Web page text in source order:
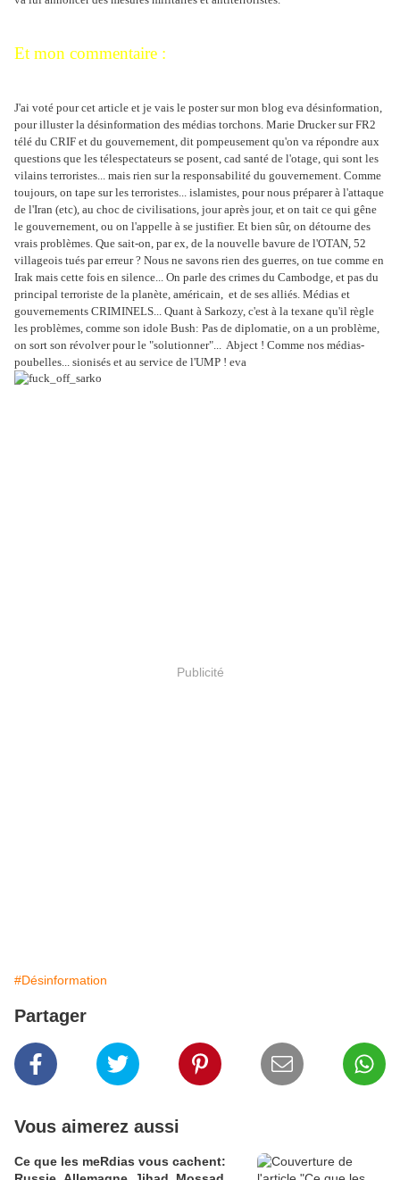
Et mon commentaire :
J'ai voté pour cet article et je vais le poster sur mon blog eva désinformation,
pour illuster la désinformation des médias torchons. Marie Drucker sur FR2
télé du CRIF et du gouvernement, dit pompeusement qu'on va répondre aux
questions que les télespectateurs se posent, cad santé de l'otage, qui sont les
vilains terroristes... mais rien sur la responsabilité du gouvernement. Comme
toujours, on tape sur les terroristes... islamistes, pour nous préparer à l'attaque
de l'Iran (etc), au choc de civilisations, jour après jour, et on tait ce qui gêne
le gouvernement, ou on l'appelle à se justifier. Et bien sûr, on détourne des
vrais problèmes. Que sait-on, par ex, de la nouvelle bavure de l'OTAN, 52
villageois tués par erreur ? Nous ne savons rien des guerres, on tue comme en
Irak mais cette fois en silence... On parle des crimes du Cambodge, et pas du
principal terroriste de la planète, américain, et de ses alliés. Médias et
gouvernements CRIMINELS... Quant à Sarkozy, c'est à la texane qu'il règle
les problèmes, comme son idole Bush: Pas de diplomatie, on a un problème,
on sort son révolver pour le "solutionner"... Abject ! Comme nos médias-
poubelles... sionisés et au service de l'UMP ! eva
Publicité
#Désinformation
Partager
Vous aimerez aussi
Ce que les meRdias vous cachent: